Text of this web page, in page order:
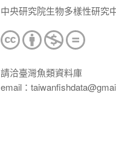
中央研究院生物多樣性研究
請洽臺灣魚類資料庫
email：